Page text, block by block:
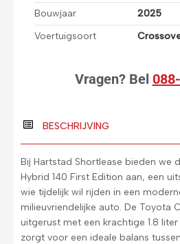
Bouwjaar
2025
Voertuigsoort
Vragen?Bel
BESCHRIJVING
Bij Hartstad Shortlease bieden we
Hybrid 140 First Edition aan, een
wie tijdelijk wil rijden in een
milieuvriendelijke auto. De Toyota
uitgerust met een krachtige 1.8
zorgt voor een ideale balans